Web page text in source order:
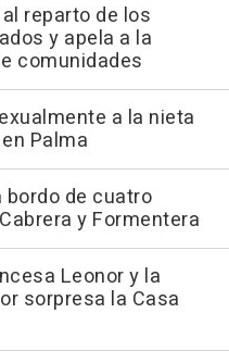
reparto de los
y apela a la
comunidades
a la nieta
Palma
de cuatro
y Formentera
Leonor y la
sorpresa la Casa